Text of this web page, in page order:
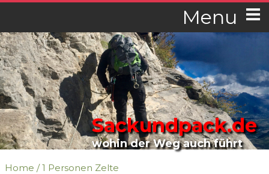
Menu
Sackundpack.de
wohin der Weg auch führt
Home /1 Personen Zelte